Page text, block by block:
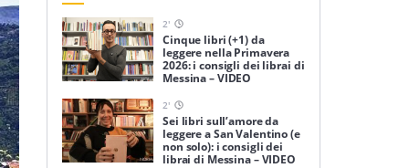
2'
Cinque libri (+1) da
leggere nella Primavera
2026: i consigli dei librai di
Messina – VIDEO
2'
Sei libri sull’amore da
leggere a San Valentino (e
non solo): i consigli dei
librai di Messina – VIDEO